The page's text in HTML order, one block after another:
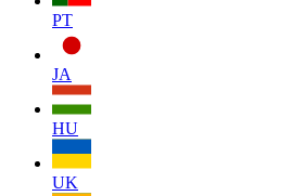
PT
JA
HU
UK